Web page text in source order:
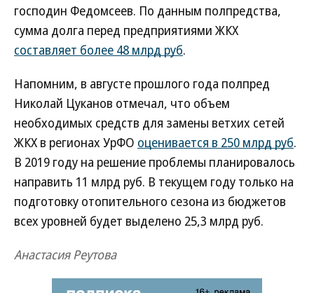
господин Федомсеев. По данным полпредства,
сумма долга перед предприятиями ЖКХ
составляет более 48 млрд руб.
Напомним, в августе прошлого года полпред
Николай Цуканов отмечал, что объем
необходимых средств для замены ветхих сетей
ЖКХ в регионах УрФО оценивается в 250 млрд руб.
В 2019 году на решение проблемы планировалось
направить 11 млрд руб. В текущем году только на
подготовку отопительного сезона из бюджетов
всех уровней будет выделено 25,3 млрд руб.
Анастасия Реутова